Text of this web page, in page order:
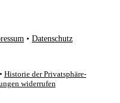
• Datenschutz
• Historie der Privatsphäre-
widerrufen